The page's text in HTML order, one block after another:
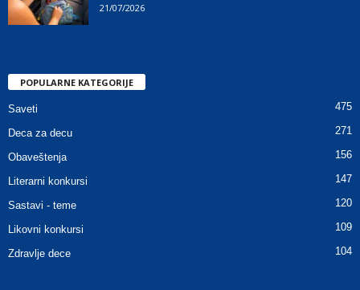
21/07/2026
POPULARNE KATEGORIJE
Saveti 475
Deca za decu 271
Obaveštenja 156
Literarni konkursi 147
Sastavi - teme 120
Likovni konkursi 109
Zdravlje dece 104